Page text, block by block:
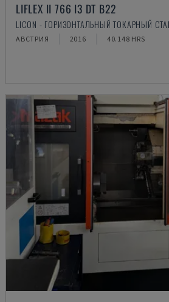
LIFLEX II 766 I3 DT B22
LICON - ГОРИЗОНТАЛЬНЫЙ ТОКАРНЫЙ
АВСТРИЯ 2016 40.148 HRS